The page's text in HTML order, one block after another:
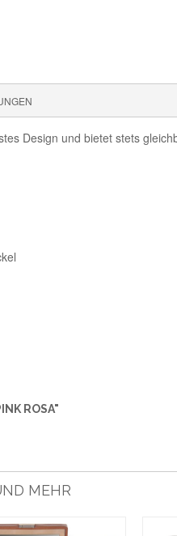
Design und bietet stets
ROSA"
MEHR